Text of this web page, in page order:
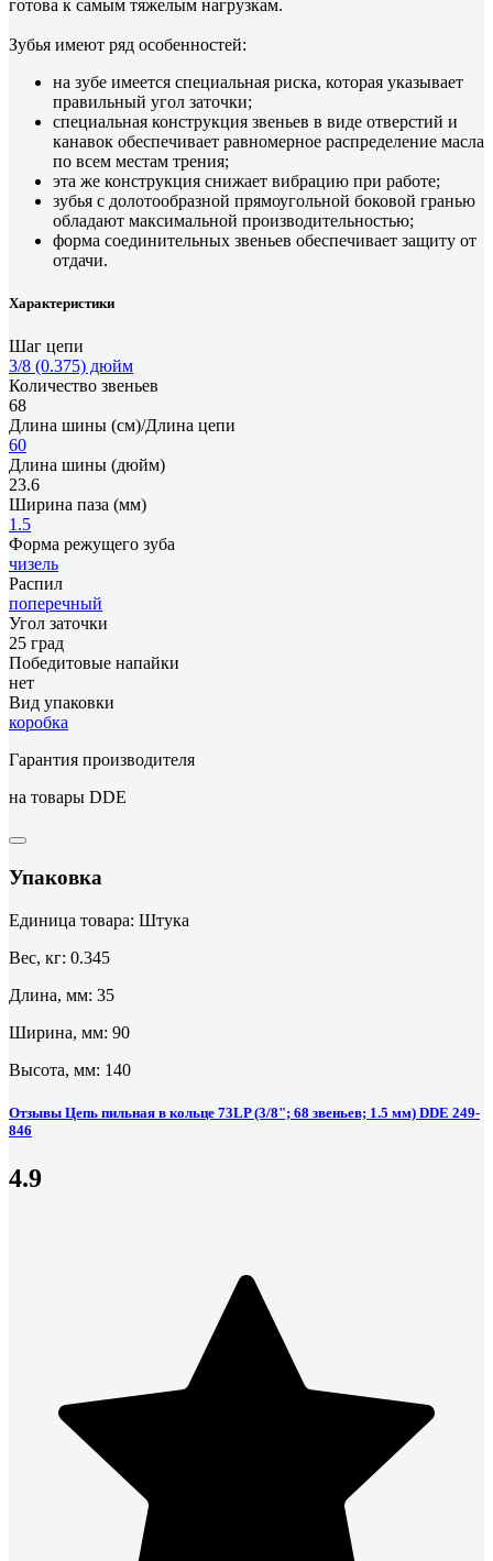
готова к самым тяжелым нагрузкам.
Зубья имеют ряд особенностей:
на зубе имеется специальная риска, которая указывает
правильный угол заточки;
специальная конструкция звеньев в виде отверстий и
канавок обеспечивает равномерное распределение масла
по всем местам трения;
эта же конструкция снижает вибрацию при работе;
зубья с долотообразной прямоугольной боковой гранью
обладают максимальной производительностью;
форма соединительных звеньев обеспечивает защиту от
отдачи.
Характеристики
Шаг цепи
3/8 (0.375) дюйм
Количество звеньев
68
Длина шины (см)/Длина цепи
60
Длина шины (дюйм)
23.6
Ширина паза (мм)
1.5
Форма режущего зуба
чизель
Распил
поперечный
Угол заточки
25 град
Победитовые напайки
нет
Вид упаковки
коробка
Гарантия производителя
на товары DDE
Упаковка
Единица товара: Штука
Вес, кг: 0.345
Длина, мм: 35
Ширина, мм: 90
Высота, мм: 140
Отзывы Цепь пильная в кольце 73LP (3/8"; 68 звеньев; 1.5 мм) DDE 249-
846
4.9